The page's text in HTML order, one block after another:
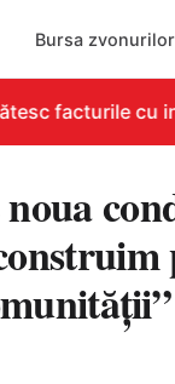
Bursa zvonurilor
facturile cu